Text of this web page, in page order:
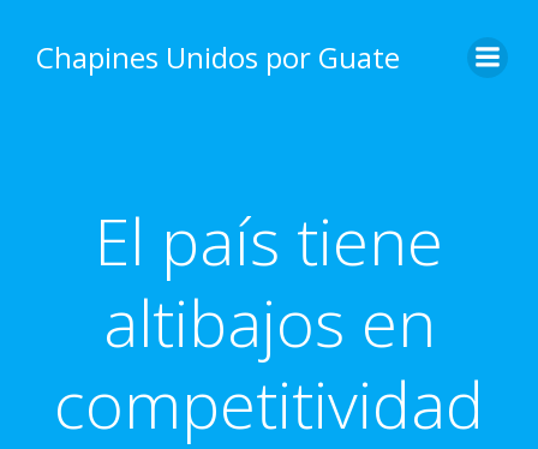
content
Chapines Unidos por Guate
El país tiene
altibajos en
competitividad